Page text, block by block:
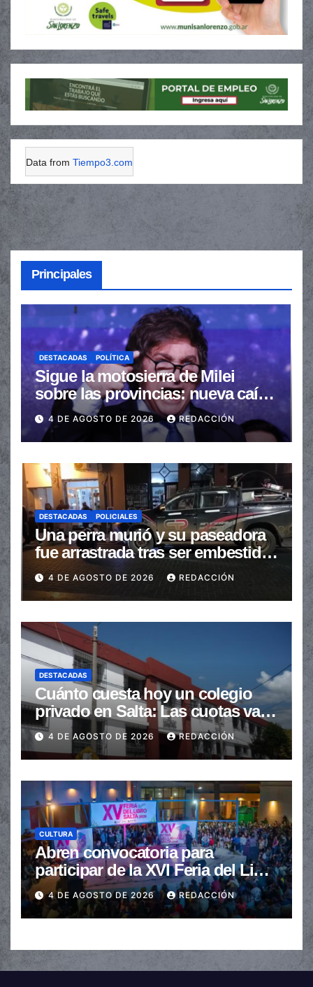
Data from Tiempo3.com
Principales
DESTACADAS POLÍTICA
Sigue la motosierra de Milei
sobre las provincias: nueva caída
de las transferencias no
automáticas
4 DE AGOSTO DE 2026 REDACCIÓN
DESTACADAS POLICIALES
Una perra murió y su paseadora
fue arrastrada tras ser embestidas
en la senda peatonal
4 DE AGOSTO DE 2026 REDACCIÓN
DESTACADAS
Cuánto cuesta hoy un colegio
privado en Salta: Las cuotas van
de $110.000 a más de $600.000
4 DE AGOSTO DE 2026 REDACCIÓN
CULTURA
Abren convocatoria para
participar de la XVI Feria del Libro
de Salta
4 DE AGOSTO DE 2026 REDACCIÓN